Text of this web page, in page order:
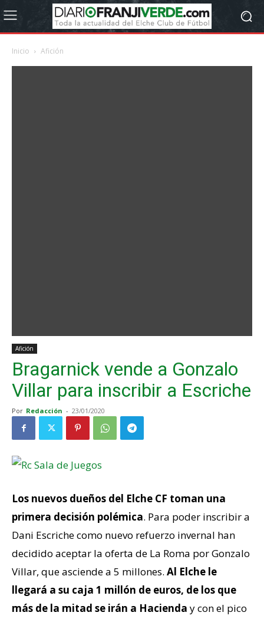
Inicio Afición
Afición
Bragarnick vende a Gonzalo
Villar para inscribir a Escriche
Por Redacción - 23/01/2020
Los nuevos dueños del Elche CF toman una
primera decisión polémica. Para poder inscribir a
Dani Escriche como nuevo refuerzo invernal han
decidido aceptar la oferta de La Roma por Gonzalo
Villar, que asciende a 5 millones. Al Elche le
llegará a su caja 1 millón de euros, de los que
más de la mitad se irán a Hacienda y con el pico